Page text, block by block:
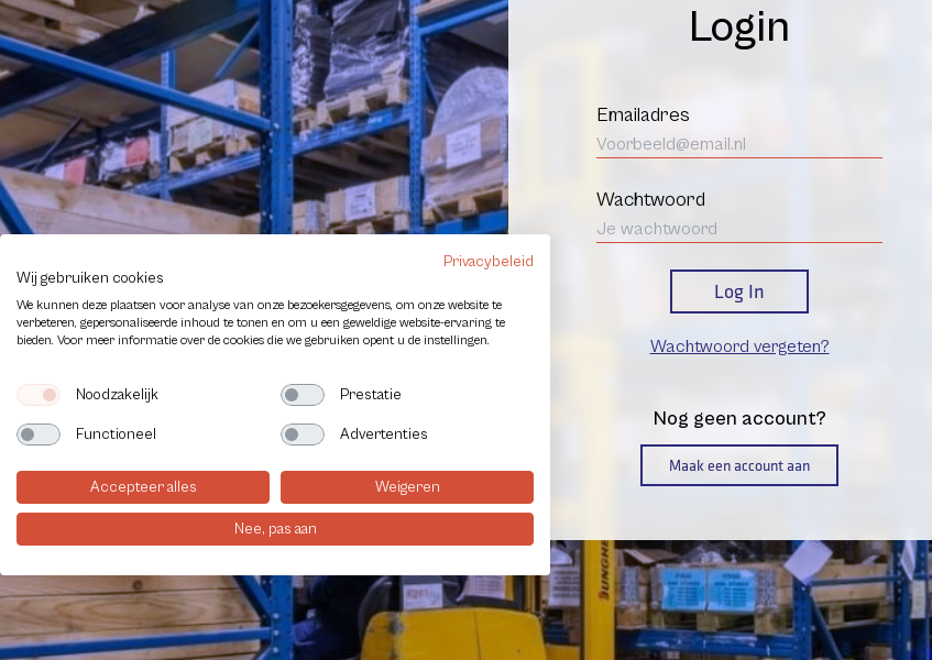
Login
Emailadres
Wachtwoord
Wachtwoord vergeten?
Nog geen account?
Maak een account aan
Privacybeleid
Wij gebruiken cookies
We kunnen deze plaatsen voor analyse van onze bezoekersgegevens, om onze website te
verbeteren, gepersonaliseerde inhoud te tonen en om u een geweldige website-ervaring te
bieden. Voor meer informatie over de cookies die we gebruiken opent u de instellingen.
Noodzakelijk Prestatie
Functioneel Advertenties
Accepteer alles Weigeren
Nee, pas aan